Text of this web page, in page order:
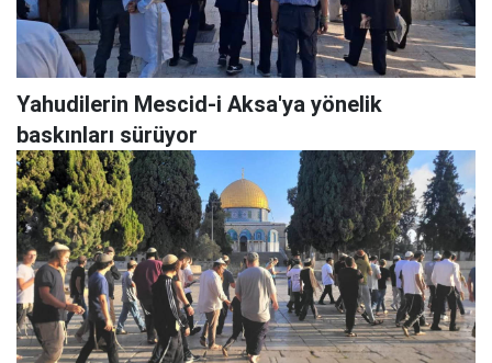
Yahudilerin Mescid-i Aksa'ya yönelik
baskınları sürüyor